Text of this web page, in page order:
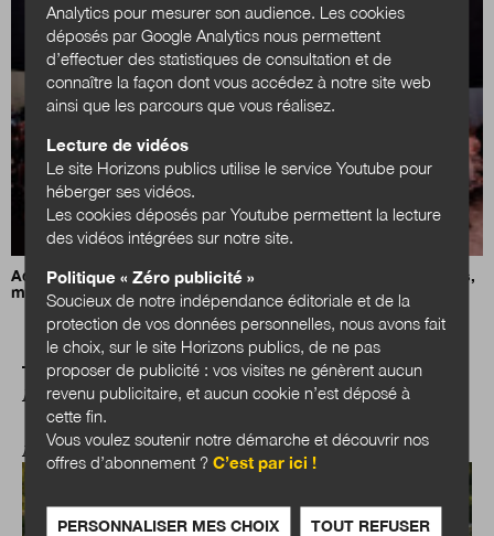
Adaptation au changement climatique : des maires combatifs,
mais désemparés
A LIRE AUSSI
ANTICIPATIONS PUBLIQUES
Analytics pour mesurer son audience. Les cookies
déposés par Google Analytics nous permettent
d’effectuer des statistiques de consultation et de
connaître la façon dont vous accédez à notre site web
ainsi que les parcours que vous réalisez.
Lecture de vidéos
Le site Horizons publics utilise le service Youtube pour
héberger ses vidéos.
Les cookies déposés par Youtube permettent la lecture
des vidéos intégrées sur notre site.
Politique « Zéro publicité »
Soucieux de notre indépendance éditoriale et de la
protection de vos données personnelles, nous avons fait
le choix, sur le site Horizons publics, de ne pas
proposer de publicité : vos visites ne génèrent aucun
revenu publicitaire, et aucun cookie n’est déposé à
cette fin.
Vous voulez soutenir notre démarche et découvrir nos
offres d’abonnement ?C’est par ici !
PERSONNALISER MES CHOIX TOUT REFUSER